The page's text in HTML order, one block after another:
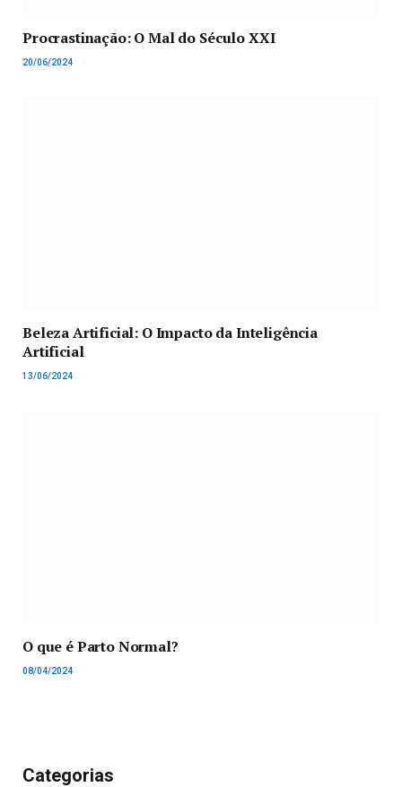
Procrastinação: O Mal do Século XXI
20/06/2024
Beleza Artificial: O Impacto da Inteligência
Artificial
13/06/2024
O que é Parto Normal?
08/04/2024
Categorias